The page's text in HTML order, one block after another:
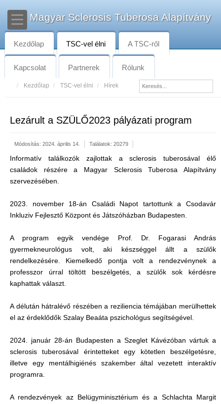
Magyar Sclerosis Tuberosa Alapítvány
Kezdőlap TSC-vel élni A TSC-ről
Kapcsolat Partnerek Rólunk
Kezdőlap TSC-vel élni Hírek
Lezárult a SZÜLŐ2023 pályázati program
Módosítás: 2024. április 14. Találatok: 20279
Informatív találkozók zajlottak a sclerosis tuberosával élő
családok részére a Magyar Sclerosis Tuberosa Alapítvány
szervezésében.
2023. november 18-án Családi Napot tartottunk a Csodavár
Inkluziv Fejlesztő Központ és Játszóházban Budapesten.
A program egyik vendége Prof. Dr. Fogarasi András
gyermekneurológus volt, aki készséggel állt a szülők
rendelkezésére. Kiemelkedő pontja volt a rendezvénynek a
professzor úrral töltött beszélgetés, a szülők sok kérdésre
kaphattak választ.
A délután hátralévő részében a reziliencia témájában merülhettek
el az érdeklődők Szalay Beaáta pszichológus segítségével.
2024. január 28-án Budapesten a Szeglet Kávézóban vártuk a
sclerosis tuberosával érintetteket egy kötetlen beszélgetésre,
illetve egy mentálhigiénés szakember által vezetett interaktív
programra.
A rendezvények az Belügyminisztérium és a Schlachta Margit